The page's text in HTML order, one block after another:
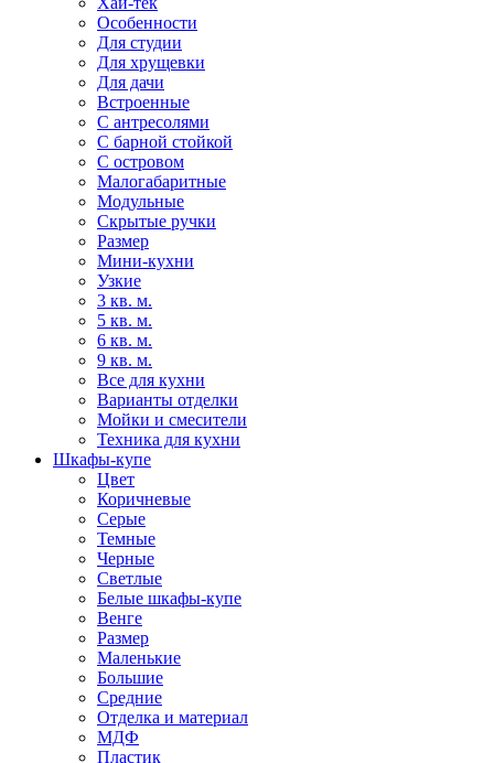
Особенности
Для студии
Для хрущевки
Для дачи
Встроенные
С антресолями
С барной стойкой
С островом
Малогабаритные
Модульные
Скрытые ручки
Размер
Мини-кухни
Узкие
3 кв. м.
5 кв. м.
6 кв. м.
9 кв. м.
Все для кухни
Варианты отделки
Мойки и смесители
Техника для кухни
Шкафы-купе
Цвет
Коричневые
Серые
Темные
Черные
Светлые
Белые шкафы-купе
Венге
Размер
Маленькие
Большие
Средние
Отделка и материал
МДФ
Пластик